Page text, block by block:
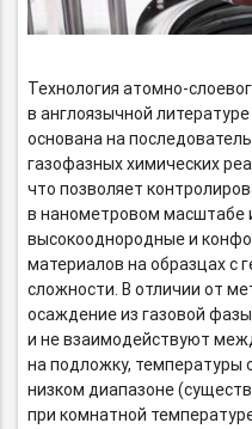
Технологияатомно-
в англоязычной
основана на
газофазных химических
что позволяет
в нанометровом масштабе
высокооднородные и
материалов на образцах с
сложности. В отличии от
осаждение из газовой
и не взаимодействуют
на подложку, температуры
низком диапазоне
при комнатной